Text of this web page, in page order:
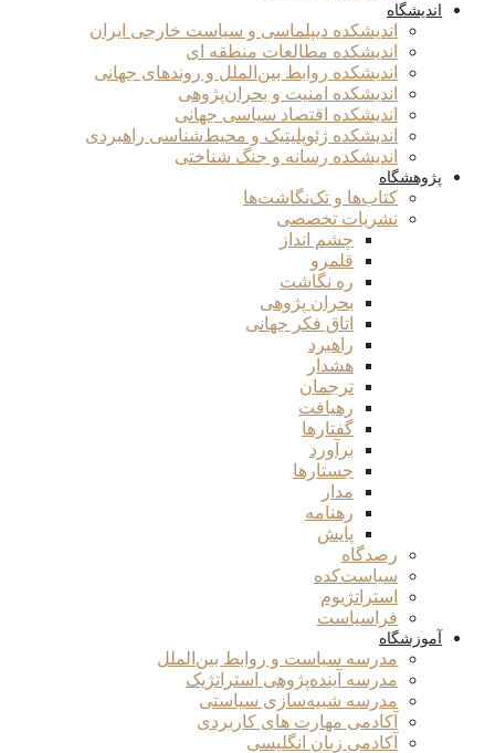
اندیشگاه
اندیشکده دیپلماسی و سیاست خارجی ایران
اندیشکده مطالعات منطقه ای
اندیشکده روابط بین‌الملل و روندهای جهانی
اندیشکده امنیت و بحران‌پژوهی
اندیشکده اقتصاد سیاسی جهانی
اندیشکده ژئوپلیتیک و محیط‌شناسی راهبردی
اندیشکده رسانه و جنگ شناختی
پژوهشگاه
کتاب‌ها و تک‌نگاشت‌ها
نشریات تخصصی
چشم انداز
قلمرو
ره نگاشت
بحران پژوهی
اتاق فکر جهانی
راهبرد
هشدار
ترجمان
رهیافت
گفتارها
برآورد
جستارها
مدار
رهنامه
پایش
رصدگاه
سیاست‌کده
استراتژیوم
فراسیاست
آموزشگاه
مدرسه سیاست و روابط بین‌الملل
مدرسه آینده‌پژوهی استراتژیک
مدرسه شبیه‌سازی سیاستی
آکادمی مهارت های کاربردی
آکادمی زبان انگلیسی